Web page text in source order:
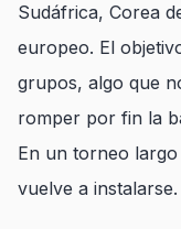
Sudáfrica, Corea
europeo. El
grupos, algo que
romper por fin la
En un torneo
vuelve a instalarse.